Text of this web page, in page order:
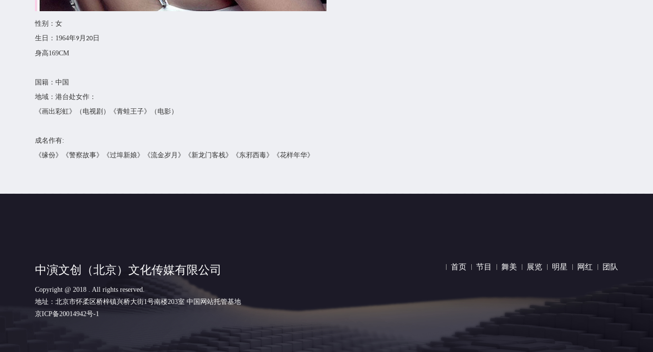
性别：女
生日： 1964年9月 20 日
身高169CM
国籍：中国
地域：港台处女作：
《画出彩虹》（电视剧）《青蛙王子》（电影）
成名作有:
《缘份》《警察故事》《过埠新娘》《流金岁月》《新龙门客栈》《东邪西毒》《花样年华》
中演文创（北京）文化传媒有限公司
Copyright @ 2018 . All rights reserved.
地址：北京市怀柔区桥梓镇兴桥大街1号南楼203室 中国网站托管基地
京ICP备20014942号-1
首页 节目 舞美 展览 明星 网红 团队